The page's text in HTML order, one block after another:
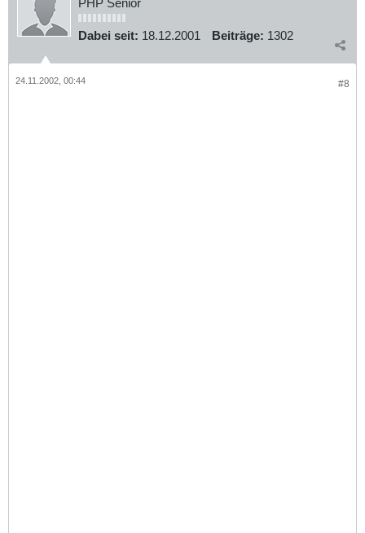
PHP Senior
Dabei seit: 18.12.2001 Beiträge: 1302
#8
24.11.2002, 00:44